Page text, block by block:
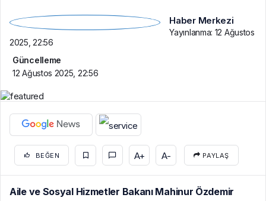
Haber Merkezi
Yayınlanma: 12 Ağustos
2025, 22:56
Güncelleme
12 Ağustos 2025, 22:56
BEĞEN A+ A- PAYLAŞ
Aile ve Sosyal Hizmetler Bakanı Mahinur Özdemir